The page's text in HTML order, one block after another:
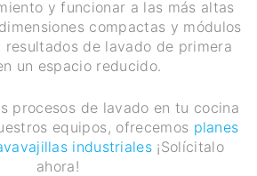
y funcionar a las más altas
compactas y módulos
resultados de lavado de primera
un espacio reducido.
procesos de lavado en tu cocina
equipos, ofrecemos planes
industriales¡Solícitalo
ahora!